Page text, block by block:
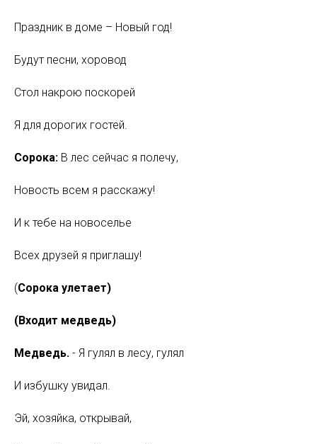
Праздник в доме – Новый год!
Будут песни, хоровод
Стол накрою поскорей
Я для дорогих гостей.
Сорока: В лес сейчас я полечу,
Новость всем я расскажу!
И к тебе на новоселье
Всех друзей я приглашу!
(Сорока улетает)
(Входит медведь)
Медведь. - Я гулял в лесу, гулял
И избушку увидал.
Эй, хозяйка, открывай,